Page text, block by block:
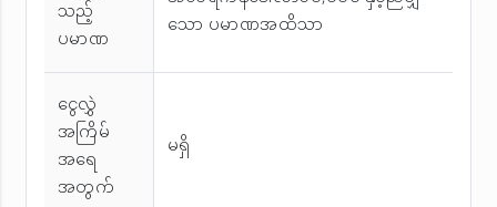
သည့်
ပမာဏ
သော ပမာဏအထိသာ
ငွေလွှဲ
အကြိမ်
အ‌ရေ
အတွက်
မရှိ